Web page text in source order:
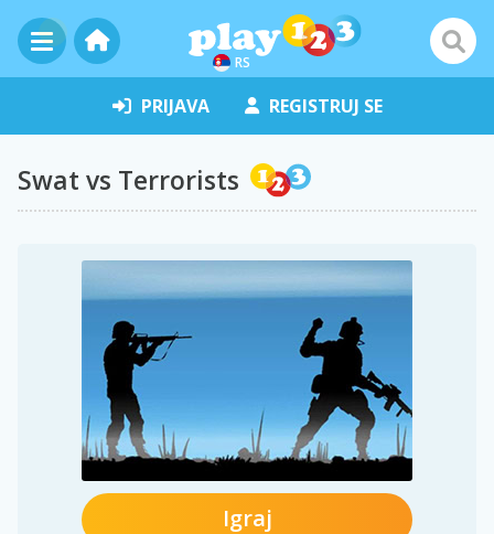
RS
PRIJAVA REGISTRUJ SE
Swat vs Terrorists
Igraj